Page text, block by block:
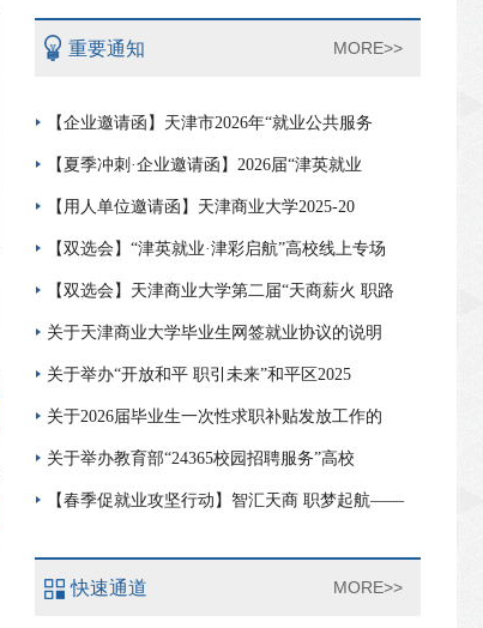
重要通知 MORE>>
【企业邀请函】天津市2026年“就业公共服务
【夏季冲刺·企业邀请函】2026届“津英就业
【用人单位邀请函】天津商业大学2025-20
【双选会】“津英就业·津彩启航”高校线上专场
【双选会】天津商业大学第二届“天商薪火 职路
关于天津商业大学毕业生网签就业协议的说明
关于举办“开放和平 职引未来”和平区2025
关于2026届毕业生一次性求职补贴发放工作的
关于举办教育部“24365校园招聘服务”高校
【春季促就业攻坚行动】智汇天商 职梦起航——
快速通道 MORE>>